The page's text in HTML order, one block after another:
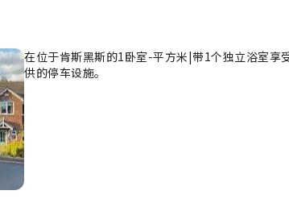
在位于肯斯黑斯的1卧室-平方米|带1个独立浴室享
供的停车设施。